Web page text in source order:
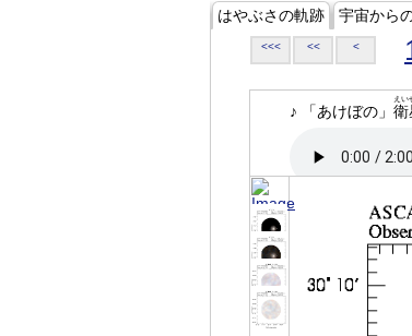
はやぶさの軌跡 宇宙から
<<< << <
♪ 「あけぼの」 衛
えい